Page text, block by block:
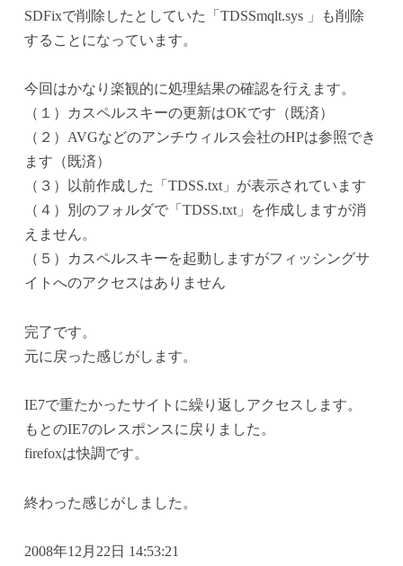
SDFixで削除したとしていた「TDSSmqlt.sys 」も削除
することになっています。
今回はかなり楽観的に処理結果の確認を行えます。
（１）カスペルスキーの更新はOKです（既済）
（２）AVGなどのアンチウィルス会社のHPは参照でき
ます（既済）
（３）以前作成した「TDSS.txt」が表示されています
（４）別のフォルダで「TDSS.txt」を作成しますが消
えません。
（５）カスペルスキーを起動しますがフィッシングサ
イトへのアクセスはありません
完了です。
元に戻った感じがします。
IE7で重たかったサイトに繰り返しアクセスします。
もとのIE7のレスポンスに戻りました。
firefoxは快調です。
終わった感じがしました。
2008年12月22日 14:53:21